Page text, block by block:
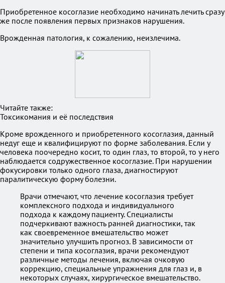
Приобретенное косоглазие необходимо начинать лечить сразу
же после появления первых признаков нарушения.
Врожденная патология, к сожалению, неизлечима.
Читайте также:
Токсикомания и её последствия
Кроме врожденного и приобретенного косоглазия, данный
недуг еще и квалифицируют по форме заболевания. Если у
человека поочередно косит, то один глаз, то второй, то у него
наблюдается содружественное косоглазие. При нарушении
фокусировки только одного глаза, диагностируют
паралитическую форму болезни.
Врачи отмечают, что лечение косоглазия требует
комплексного подхода и индивидуального
подхода к каждому пациенту. Специалисты
подчеркивают важность ранней диагностики, так
как своевременное вмешательство может
значительно улучшить прогноз. В зависимости от
степени и типа косоглазия, врачи рекомендуют
различные методы лечения, включая очковую
коррекцию, специальные упражнения для глаз и, в
некоторых случаях, хирургическое вмешательство.